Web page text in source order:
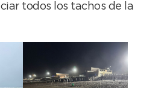
todos los tachos de la